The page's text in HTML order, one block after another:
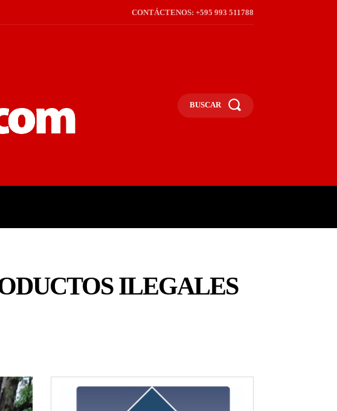
CONTÁCTENOS: +595 993 511788
BUSCAR
ILEGALES